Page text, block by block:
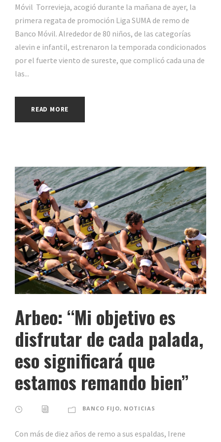
Móvil Torrevieja, acogió durante la mañana de ayer, la
primera regata de promoción Liga SUMA de remo de
Banco Móvil. Alrededor de 80 niños, de las categorías
alevin e infantil, estrenaron la temporada condicionados
por el fuerte viento de sureste, que complicó cada una de
las...
READ MORE
Arbeo: “Mi objetivo es
disfrutar de cada palada,
eso significará que
estamos remando bien”
BANCO FIJO, NOTICIAS
Con más de diez años de remo a sus espaldas, Irene